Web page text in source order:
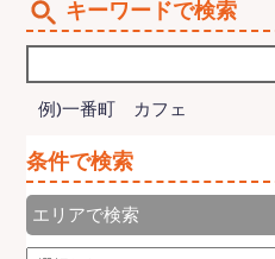
キーワードで検索
例)一番町 カフェ
条件で検索
エリアで検索